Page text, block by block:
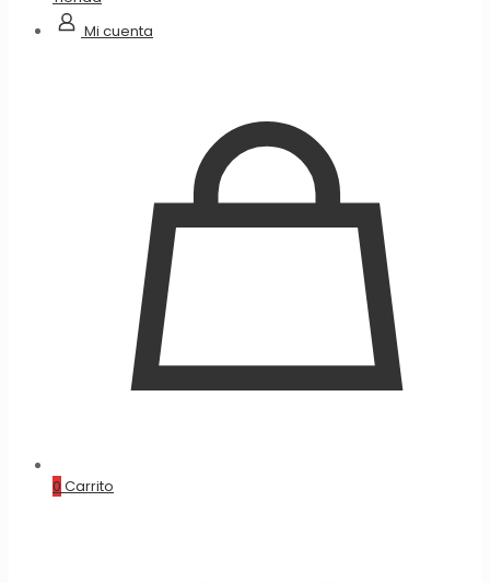
Mi cuenta
0 Carrito